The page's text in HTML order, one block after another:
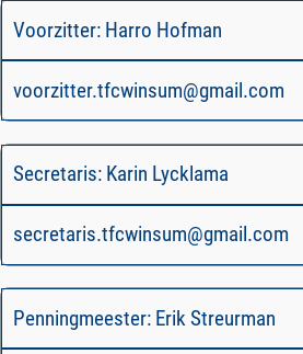
Voorzitter: Harro Hofman
voorzitter.tfcwinsum@gmail.com
Secretaris: Karin Lycklama
secretaris.tfcwinsum@gmail.com
Penningmeester: Erik Streurman